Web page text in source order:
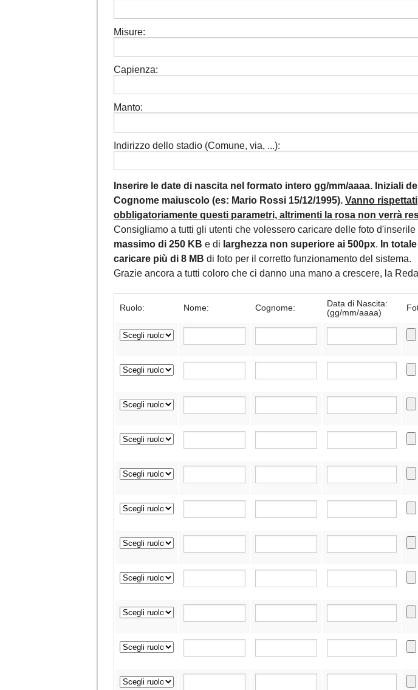
Misure:
Capienza:
Manto:
Indirizzo dello stadio (Comune, via, ...):
Inserire le date di nascita nel formato intero gg/mm/aaaa. Iniziali
Cognome maiuscolo (es: Mario Rossi 15/12/1995). Vanno rispettati
obbligatoriamente questi parametri, altrimenti la rosa non verrà
Consigliamo a tutti gli utenti che volessero caricare delle foto d'inserile
massimo di 250 KB e di larghezza non superiore ai 500px. In
caricare più di 8 MB di foto per il corretto funzionamento del sistema.
Grazie ancora a tutti coloro che ci danno una mano a crescere, la
Ruolo: Nome: Cognome:
Data di Nascita:
(gg/mm/aaaa)